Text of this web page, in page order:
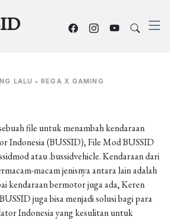
LALU • REGA X GAMING
file untuk menambah kendaraan
Indonesia (BUSSID), File Mod BUSSID
atau .bussidvehicle. Kendaraan dari
macam jenisnya antara lain adalah
kendaraan bermotor juga ada, Keren
juga bisa menjadi solusi bagi para
Indonesia yang kesulitan untuk